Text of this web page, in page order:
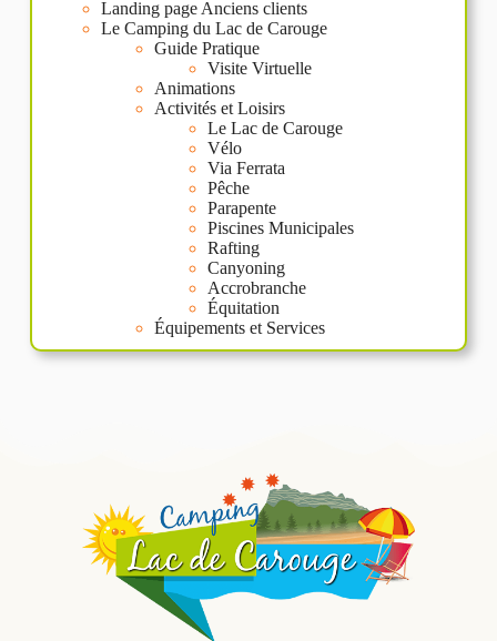
Landing page Anciens clients
Le Camping du Lac de Carouge
Guide Pratique
Visite Virtuelle
Animations
Activités et Loisirs
Le Lac de Carouge
Vélo
Via Ferrata
Pêche
Parapente
Piscines Municipales
Rafting
Canyoning
Accrobranche
Équitation
Équipements et Services